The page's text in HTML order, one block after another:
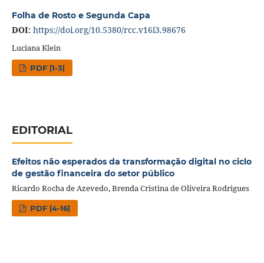
Folha de Rosto e Segunda Capa
DOI: https://doi.org/10.5380/rcc.v16i3.98676
Luciana Klein
PDF |1-3|
EDITORIAL
Efeitos não esperados da transformação digital no ciclo
de gestão financeira do setor público
Ricardo Rocha de Azevedo, Brenda Cristina de Oliveira Rodrigues
PDF |4-16|